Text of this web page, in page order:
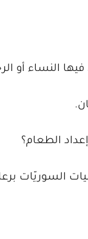
النساء أو
الطعام؟
السوريّات